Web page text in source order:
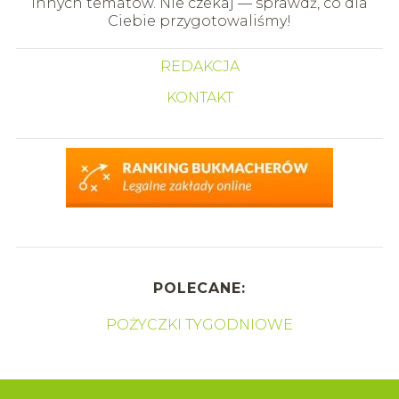
Ciebie przygotowaliśmy!
REDAKCJA
KONTAKT
POLECANE:
POŻYCZKI TYGODNIOWE